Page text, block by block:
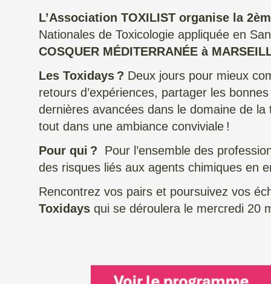
L’Association TOXILIST organise la
Nationales de Toxicologie appliquée en
COSQUER MÉDITERRANÉE à
Les Toxidays ? Deux jours pour mieux
retours d’expériences, partager les
dernières avancées dans le domaine de
tout dans une ambiance conviviale !
Pour qui ?
Pour l’ensemble des
des risques liés aux agents chimiques en
Rencontrez vos pairs et poursuivez vos
Toxidays qui se déroulera le mercredi 20